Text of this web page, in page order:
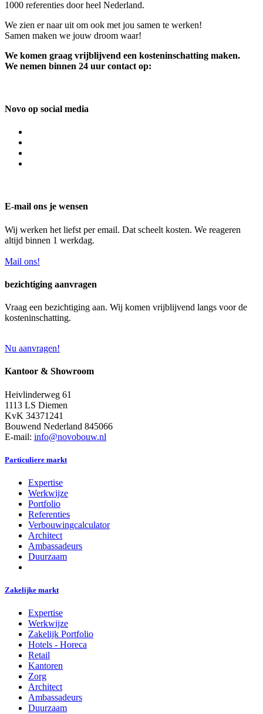
1000 referenties door heel Nederland.
We zien er naar uit om ook met jou samen te werken!
Samen maken we jouw droom waar!
We komen graag vrijblijvend een kosteninschatting maken.
We nemen binnen 24 uur contact op:
Novo op social media
E-mail ons je wensen
Wij werken het liefst per email. Dat scheelt kosten. We reageren
altijd binnen 1 werkdag.
Mail ons!
bezichtiging aanvragen
Vraag een bezichtiging aan. Wij komen vrijblijvend langs voor de
kosteninschatting.
Nu aanvragen!
Kantoor & Showroom
Heivlinderweg 61
1113 LS Diemen
KvK 34371241
Bouwend Nederland 845066
E-mail: info@novobouw.nl
Particuliere markt
Expertise
Werkwijze
Portfolio
Referenties
Verbouwingcalculator
Architect
Ambassadeurs
Duurzaam
Zakelijke markt
Expertise
Werkwijze
Zakelijk Portfolio
Hotels - Horeca
Retail
Kantoren
Zorg
Architect
Ambassadeurs
Duurzaam